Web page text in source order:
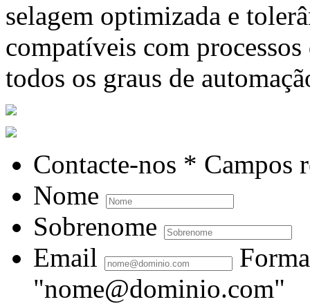
selagem optimizada e
compatíveis com
todos os graus de
Contacte-nos * Campos
Nome
Sobrenome
Email
"nome@dominio.com"